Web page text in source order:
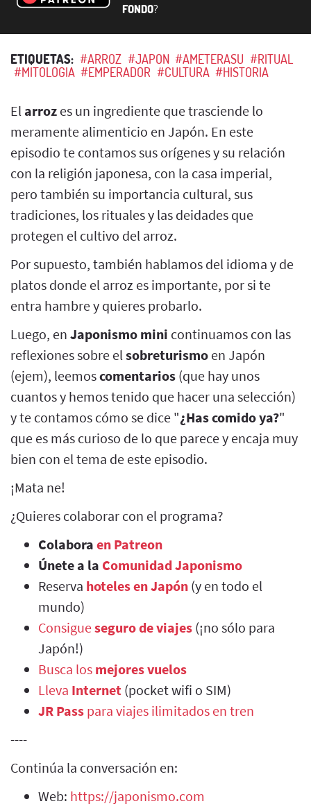
FONDO?
ETIQUETAS: #ARROZ #JAPON #AMETERASU #RITUAL
#MITOLOGIA #EMPERADOR #CULTURA #HISTORIA
El arroz es un ingrediente que trasciende lo
meramente alimenticio en Japón. En este
episodio te contamos sus orígenes y su relación
con la religión japonesa, con la casa imperial,
pero también su importancia cultural, sus
tradiciones, los rituales y las deidades que
protegen el cultivo del arroz.
Por supuesto, también hablamos del idioma y de
platos donde el arroz es importante, por si te
entra hambre y quieres probarlo.
Luego, en Japonismo mini continuamos con las
reflexiones sobre el sobreturismo en Japón
(ejem), leemoscomentarios (que hay unos
cuantos y hemos tenido que hacer una selección)
y te contamos cómo se dice "¿Has comido ya?"
que es más curioso de lo que parece y encaja muy
bien con el tema de este episodio.
¡Mata ne!
¿Quieres colaborar con el programa?
Colabora en Patreon
Únete a la Comunidad Japonismo
Reserva hoteles en Japón (y en todo el
mundo)
Consigueseguro de viajes (¡no sólo para
Japón!)
Busca los mejores vuelos
Lleva Internet (pocket wifi o SIM)
JR Pass para viajes ilimitados en tren
----
Continúa la conversación en:
Web: https://japonismo.com